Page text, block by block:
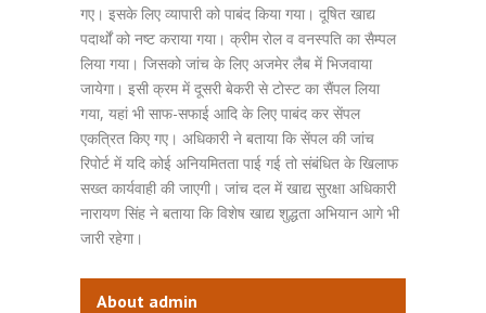
गए। इसके लिए व्यापारी को पाबंद किया गया। दूषित खाद्य
पदार्थों को नष्ट कराया गया। क्रीम रोल व वनस्पति का सैम्पल
लिया गया। जिसको जांच के लिए अजमेर लैब में भिजवाया
जायेगा। इसी क्रम में दूसरी बेकरी से टोस्ट का सैंपल लिया
गया, यहां भी साफ-सफाई आदि के लिए पाबंद कर सेंपल
एकत्रित किए गए। अधिकारी ने बताया कि सेंपल की जांच
रिपोर्ट में यदि कोई अनियमितता पाई गई तो संबंधित के खिलाफ
सख्त कार्यवाही की जाएगी। जांच दल में खाद्य सुरक्षा अधिकारी
नारायण सिंह ने बताया कि विशेष खाद्य शुद्धता अभियान आगे भी
जारी रहेगा।
About admin